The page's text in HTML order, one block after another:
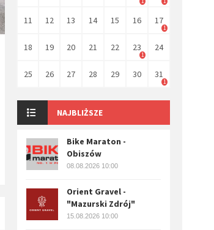
11 12 13 14 15 16 17
1
18 19 20 21 22 23
1
24
25 26 27 28 29 30 31
1
NAJBLIŻSZE
Bike Maraton -
Obiszów
08.08.2026 10:00
Orient Gravel -
"Mazurski Zdrój"
15.08.2026 10:00